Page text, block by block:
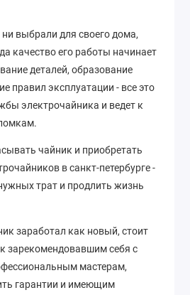
выбрали для своего дома,
качество его работы начинает
деталей, образование
правил эксплуатации - все это
электрочайника и ведет к
чайник и приобретать
в санкт-петербурге -
трат и продлить жизнь
заработал как новый, стоит
зарекомендовавшим себя с
мастерам,
гарантии и имеющим